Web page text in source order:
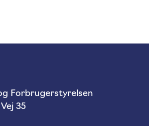
Forbrugerstyrelsen
35